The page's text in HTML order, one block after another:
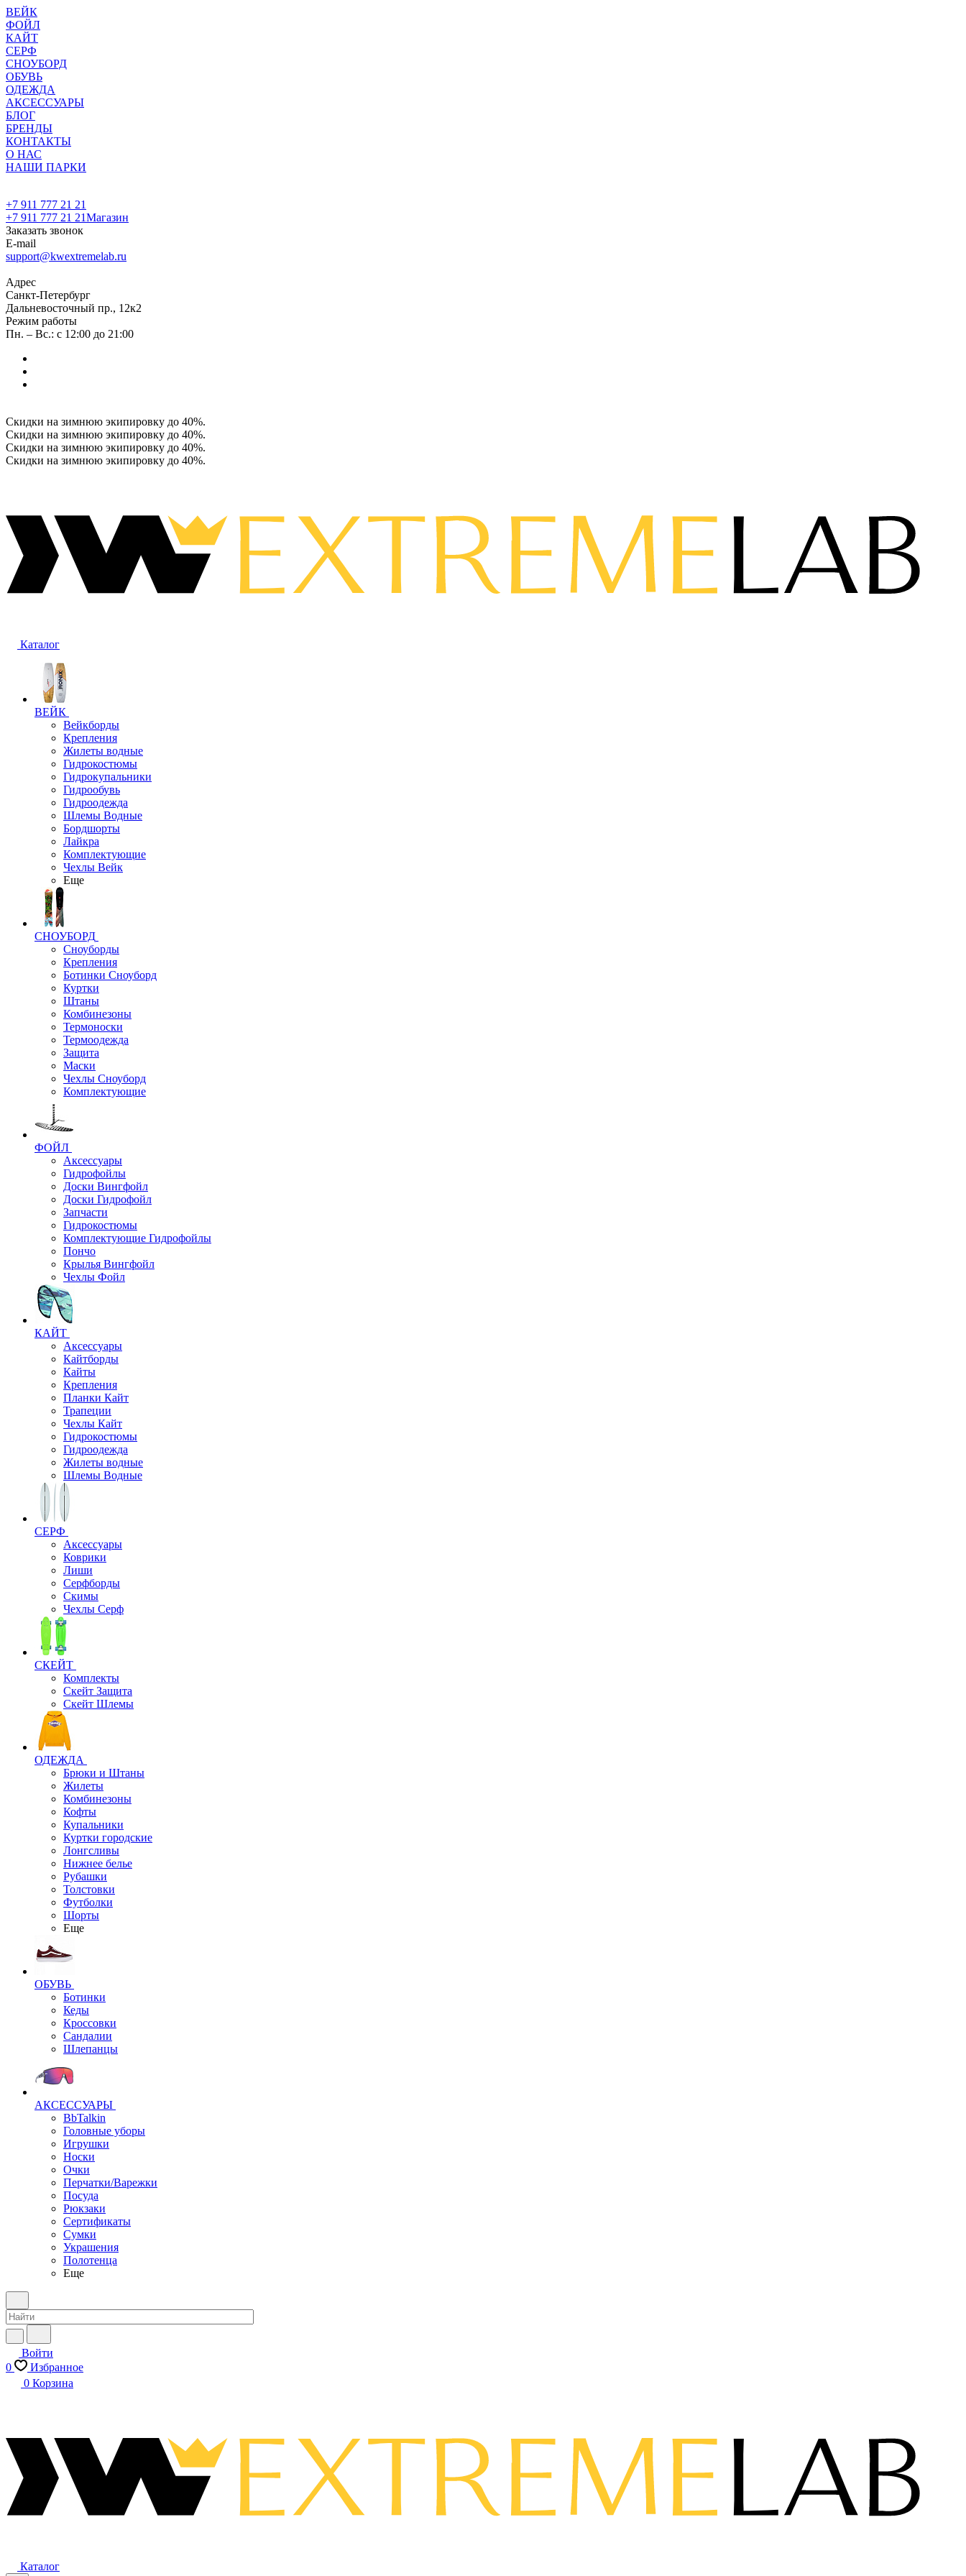
ВЕЙК
ФОЙЛ
КАЙТ
СЕРФ
СНОУБОРД
ОБУВЬ
ОДЕЖДА
АКСЕССУАРЫ
БЛОГ
БРЕНДЫ
КОНТАКТЫ
О НАС
НАШИ ПАРКИ
+7 911 777 21 21
+7 911 777 21 21Магазин
Заказать звонок
E-mail
support@kwextremelab.ru
Адрес
Санкт-Петербург
Дальневосточный пр., 12к2
Режим работы
Пн. – Вс.: с 12:00 до 21:00
Скидки на зимнюю экипировку до 40%.
Скидки на зимнюю экипировку до 40%.
Скидки на зимнюю экипировку до 40%.
Скидки на зимнюю экипировку до 40%.
Каталог
ВЕЙК
Вейкборды
Крепления
Жилеты водные
Гидрокостюмы
Гидрокупальники
Гидрообувь
Гидроодежда
Шлемы Водные
Бордшорты
Лайкра
Комплектующие
Чехлы Вейк
Еще
СНОУБОРД
Сноуборды
Крепления
Ботинки Сноуборд
Куртки
Штаны
Комбинезоны
Термоноски
Термоодежда
Защита
Маски
Чехлы Сноуборд
Комплектующие
ФОЙЛ
Аксессуары
Гидрофойлы
Доски Вингфойл
Доски Гидрофойл
Запчасти
Гидрокостюмы
Комплектующие Гидрофойлы
Пончо
Крылья Вингфойл
Чехлы Фойл
КАЙТ
Аксессуары
Кайтборды
Кайты
Крепления
Планки Кайт
Трапеции
Чехлы Кайт
Гидрокостюмы
Гидроодежда
Жилеты водные
Шлемы Водные
СЕРФ
Аксессуары
Коврики
Лиши
Серфборды
Скимы
Чехлы Cерф
СКЕЙТ
Комплекты
Скейт Защита
Скейт Шлемы
ОДЕЖДА
Брюки и Штаны
Жилеты
Комбинезоны
Кофты
Купальники
Куртки городские
Лонгсливы
Нижнее белье
Рубашки
Толстовки
Футболки
Шорты
Еще
ОБУВЬ
Ботинки
Кеды
Кроссовки
Сандалии
Шлепанцы
АКСЕССУАРЫ
BbTalkin
Головные уборы
Игрушки
Носки
Очки
Перчатки/Варежки
Посуда
Рюкзаки
Сертификаты
Сумки
Украшения
Полотенца
Еще
Войти
0
Избранное
0 Корзина
Каталог